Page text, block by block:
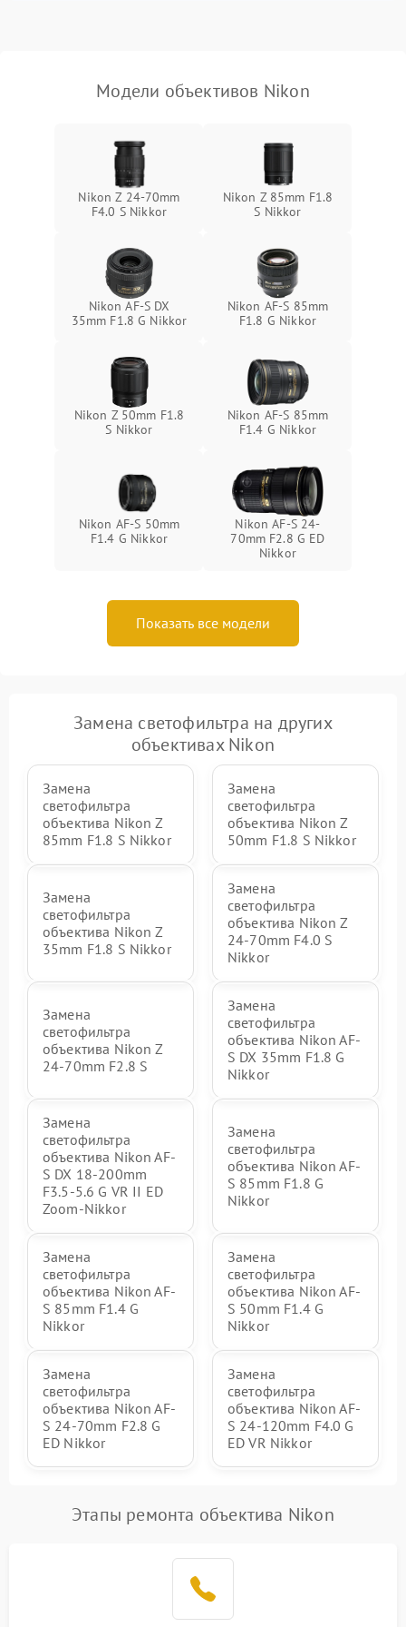
Модели объективов Nikon
Nikon Z 24-70mm
F4.0 S Nikkor
Nikon Z 85mm F1.8
S Nikkor
Nikon AF-S DX
35mm F1.8 G Nikkor
Nikon AF-S 85mm
F1.8 G Nikkor
Nikon Z 50mm F1.8
S Nikkor
Nikon AF-S 85mm
F1.4 G Nikkor
Nikon AF-S 50mm
F1.4 G Nikkor
Nikon AF-S 24-
70mm F2.8 G ED
Nikkor
Показать все модели
Замена светофильтра на других
объективах Nikon
Замена
светофильтра
объектива Nikon Z
85mm F1.8 S Nikkor
Замена
светофильтра
объектива Nikon Z
50mm F1.8 S Nikkor
Замена
светофильтра
объектива Nikon Z
35mm F1.8 S Nikkor
Замена
светофильтра
объектива Nikon Z
24-70mm F4.0 S
Nikkor
Замена
светофильтра
объектива Nikon Z
24-70mm F2.8 S
Замена
светофильтра
объектива Nikon AF-
S DX 35mm F1.8 G
Nikkor
Замена
светофильтра
объектива Nikon AF-
S DX 18-200mm
F3.5-5.6 G VR II ED
Zoom-Nikkor
Замена
светофильтра
объектива Nikon AF-
S 85mm F1.8 G
Nikkor
Замена
светофильтра
объектива Nikon AF-
S 85mm F1.4 G
Nikkor
Замена
светофильтра
объектива Nikon AF-
S 50mm F1.4 G
Nikkor
Замена
светофильтра
объектива Nikon AF-
S 24-70mm F2.8 G
ED Nikkor
Замена
светофильтра
объектива Nikon AF-
S 24-120mm F4.0 G
ED VR Nikkor
Этапы ремонта объектива Nikon